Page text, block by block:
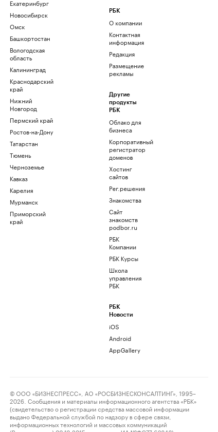
Екатеринбург
Новосибирск
Омск
Башкортостан
Вологодская
область
Калининград
Краснодарский
край
Нижний
Новгород
Пермский край
Ростов-на-Дону
Татарстан
Тюмень
Черноземье
Кавказ
Карелия
Мурманск
Приморский
край
РБК
О компании
Контактная
информация
Редакция
Размещение
рекламы
Другие
продукты
РБК
Облако для
бизнеса
Корпоративный
регистратор
доменов
Хостинг
сайтов
Рег.решения
Знакомства
Сайт
знакомств
podbor.ru
РБК
Компании
РБК Курсы
Школа
управления
РБК
РБК
Новости
iOS
Android
AppGallery
© ООО «БИЗНЕСПРЕСС», АО «РОСБИЗНЕСКОНСАЛТИНГ», 1995–
2026. Сообщения и материалы информационного агентства «РБК»
(свидетельство о регистрации средства массовой информации
выдано Федеральной службой по надзору в сфере связи,
информационных технологий и массовых коммуникаций